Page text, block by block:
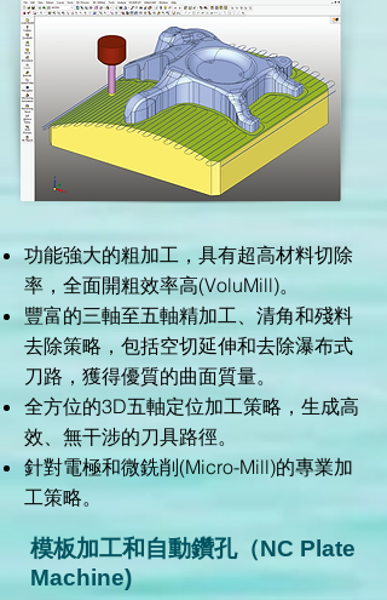
功能強大的粗加工，具有超高材料切除
率，全面開粗效率高(VoluMill)。
豐富的三軸至五軸精加工、清角和殘料
去除策略，包括空切延伸和去除瀑布式
刀路，獲得優質的曲面質量。
全方位的3D五軸定位加工策略，生成高
效、無干涉的刀具路徑。
針對電極和微銑削(Micro-Mill)的專業加
工策略。
模板加工和自動鑽孔（NC Plate
Machine)